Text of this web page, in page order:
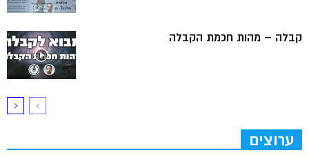
קבלה – מהות חכמת הקבלה
ערוצים